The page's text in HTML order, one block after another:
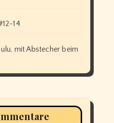
14
mit Abstecher beim